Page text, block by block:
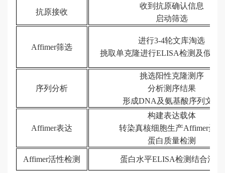
抗原接收
收到抗原确认信息
启动筛选
Affimer筛选
进行3-4轮文库淘选
挑取单克隆进行ELISA检测及假阳
序列分析
挑选阳性克隆测序
分析测序结果
形成DNA及氨基酸序列文件
Affimer表达
构建表达载体
转染真核细胞生产Affimer蛋白
蛋白质量检测
Affimer活性检测 蛋白水平ELISA检测结合活性